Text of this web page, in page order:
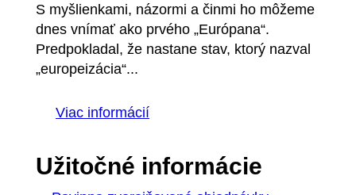
S myšlienkami, názormi a činmi ho môžeme
dnes vnímať ako prvého „Európana“.
Predpokladal, že nastane stav, ktorý nazval
„europeizácia“...
Viac informácií
Užitočné informácie